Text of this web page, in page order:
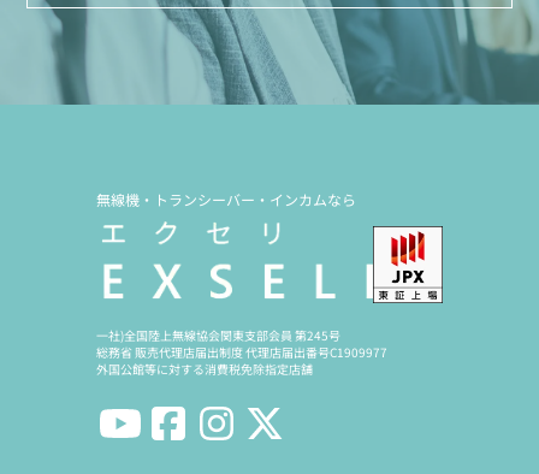
無線機・トランシーバー・インカムなら
一社)全国陸上無線協会関東支部会員 第245号
総務省 販売代理店届出制度 代理店届出番号C1909977
外国公館等に対する消費税免除指定店舗